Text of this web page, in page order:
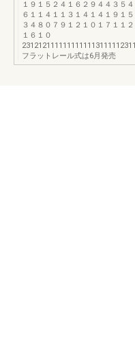
１９１５２４１６２９４４３５
６１１４１１３１４１４１９１
３４８０７９１２１０１７１１
１６１０
フラットレール式は6月発売